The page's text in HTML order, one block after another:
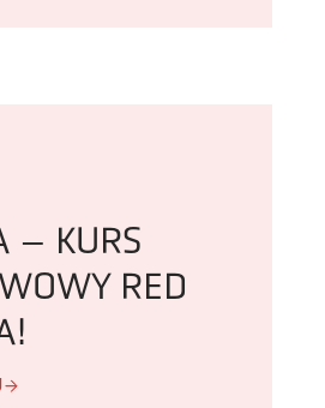
– KURS
RED